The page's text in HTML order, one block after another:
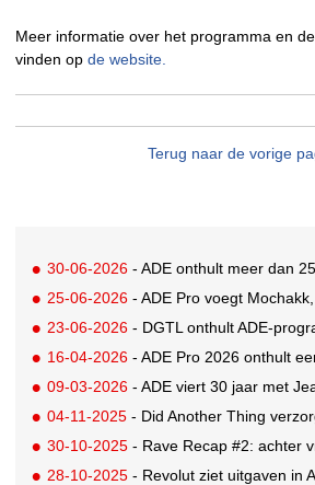
Meer informatie over het programma en
vinden op de website.
Terug naar de vorige
30-06-2026 - ADE onthult meer dan
25-06-2026 - ADE Pro voegt Mochakk, SPFDJ en Paul
23-06-2026 - DGTL onthult ADE-programma met
16-04-2026 - ADE Pro 2026 onthult
09-03-2026 - ADE viert 30 jaar met Jean-
04-11-2025 - Did Another Thing verzorgt ADE-
30-10-2025 - Rave Recap #2: achter vrolijke deuntjes
28-10-2025 - Revolut ziet uitgaven in